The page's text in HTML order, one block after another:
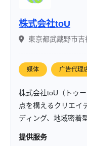
株式会社toU
東京都武蔵野市
媒体 广告代理
株式会社toU（トゥ
点を構えるクリエイ
ディング、地域密着
す。SNSと紙媒体を
提供服务